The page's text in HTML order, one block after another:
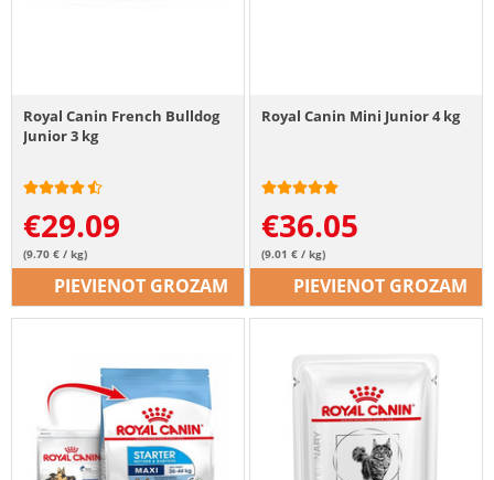
Royal Canin French Bulldog
Junior 3 kg
€29.09
(9.70 € / kg)
PIEVIENOT GROZAM
Royal Canin Mini Junior 4 kg
€36.05
(9.01 € / kg)
PIEVIENOT GROZAM